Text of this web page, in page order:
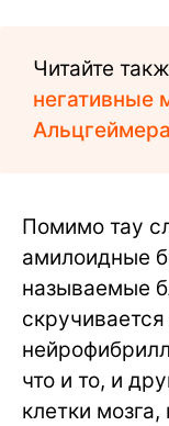
Читайте
негативные
Альцгеймера
Помимо тау
амилоидные
называемые
что и то, и
клетки